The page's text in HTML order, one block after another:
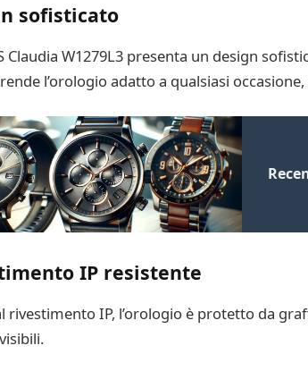
sofisticato
Claudia W1279L3 presenta un design
l’orologio adatto a qualsiasi
IP resistente
rivestimento IP, l’orologio è protetto da